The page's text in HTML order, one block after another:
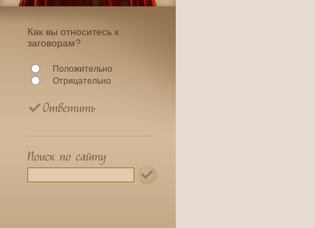
Как вы относитесь к
заговорам?
Положительно
Отрицательно